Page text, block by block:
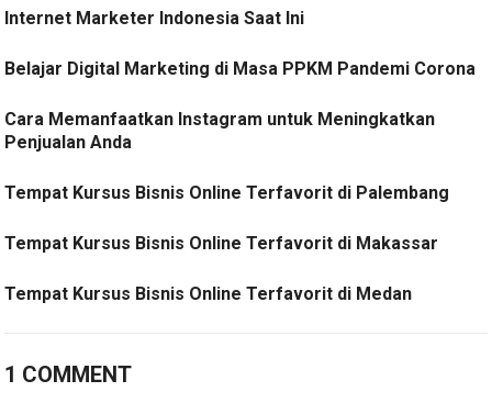
Internet Marketer Indonesia Saat Ini
Belajar Digital Marketing di Masa PPKM Pandemi Corona
Cara Memanfaatkan Instagram untuk Meningkatkan
Penjualan Anda
Tempat Kursus Bisnis Online Terfavorit di Palembang
Tempat Kursus Bisnis Online Terfavorit di Makassar
Tempat Kursus Bisnis Online Terfavorit di Medan
1 COMMENT